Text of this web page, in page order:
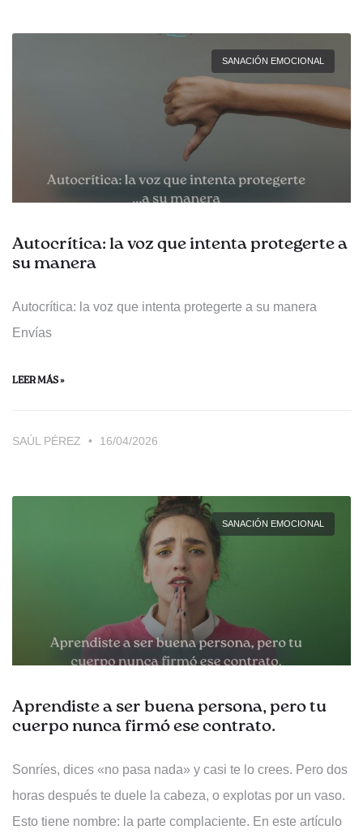
SANACIÓN EMOCIONAL
Autocrítica: la voz que intenta protegerte a
su manera
Autocrítica: la voz que intenta protegerte a su manera
Envías
LEER MÁS »
SAÚL PÉREZ 16/04/2026
SANACIÓN EMOCIONAL
Aprendiste a ser buena persona, pero tu
cuerpo nunca firmó ese contrato.
Sonríes, dices «no pasa nada» y casi te lo crees. Pero dos
horas después te duele la cabeza, o explotas por un vaso.
Esto tiene nombre: la parte complaciente. En este artículo